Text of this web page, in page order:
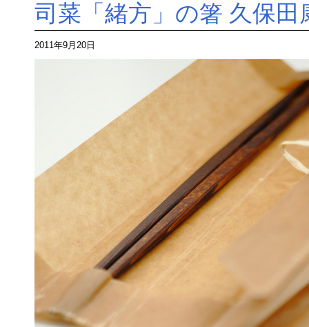
司菜「緒方」の箸 久保田
2011年9月20日